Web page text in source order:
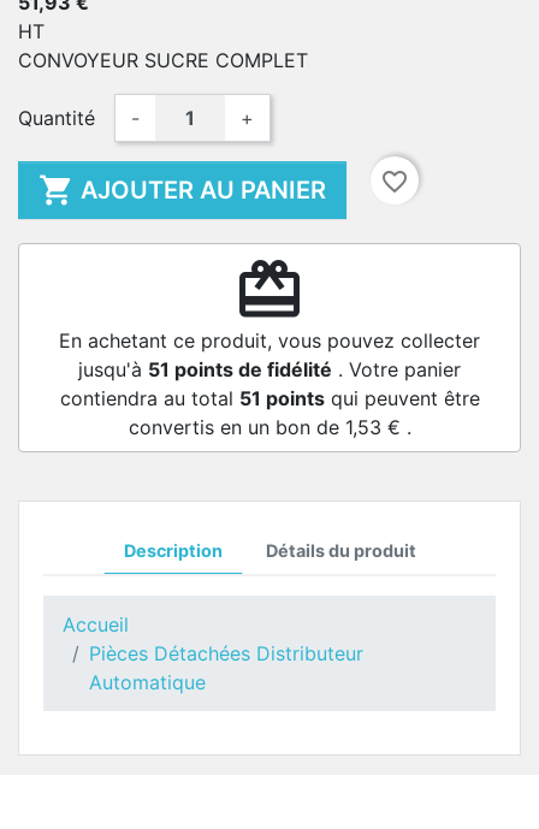
HT
CONVOYEUR SUCRE COMPLET
Quantité - +
 AJOUTER AU PANIER favorite_border
redeem
En achetant ce produit, vous pouvez collecter
jusqu'à 51 points de fidélité . Votre panier
contiendra au total 51 pointsqui peuvent être
convertis en un bon de 1,53 € .
Description Détails du produit
Accueil
Pièces Détachées Distributeur
Automatique